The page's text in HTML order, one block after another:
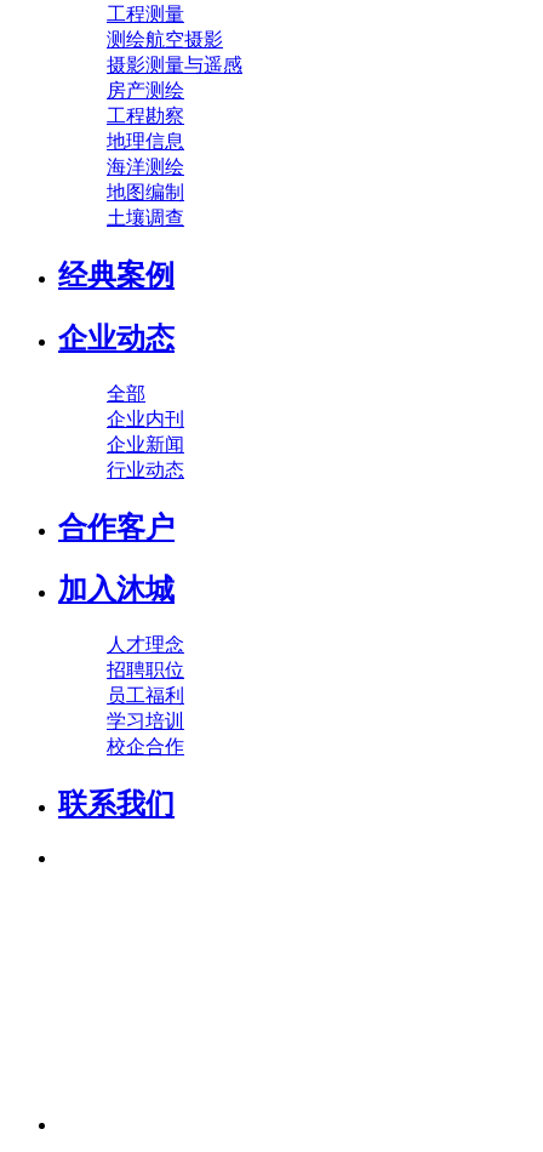
工程测量
测绘航空摄影
摄影测量与遥感
房产测绘
工程勘察
地理信息
海洋测绘
地图编制
土壤调查
经典案例
企业动态
全部
企业内刊
企业新闻
行业动态
合作客户
加入沐城
人才理念
招聘职位
员工福利
学习培训
校企合作
联系我们